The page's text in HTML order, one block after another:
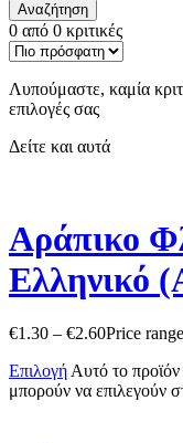
Αναζήτηση
0 από 0 κριτικές
Λυπούμαστε, καμία
επιλογές σας
Δείτε και αυτά
Αράπικο
Ελληνικό
€1.30 – €2.60Price
Επιλογή Αυτό το
μπορούν να επιλεγούν